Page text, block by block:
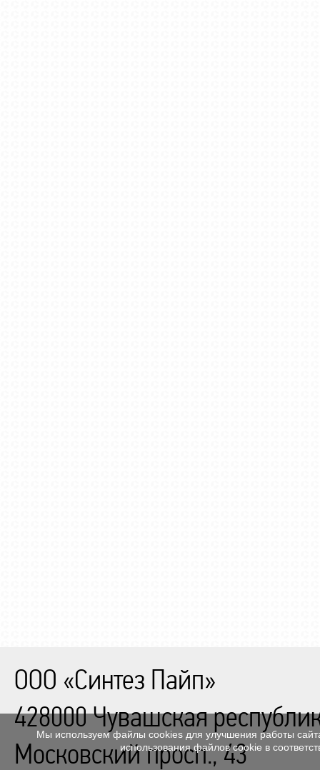
ООО «Синтез Пайп»
428000Чувашская
Московский просп., 43
Мы используем файлы cookies для улучшения работы
использования файлов cookie в